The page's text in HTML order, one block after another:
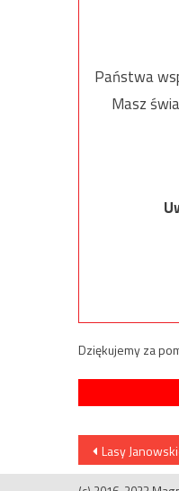
Państwa
Masz
Dziękujemy za
Lasy